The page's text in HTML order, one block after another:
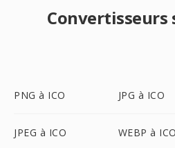
Convertisseurs
PNG à ICO JPG à ICO
JPEG à ICO WEBP à ICO